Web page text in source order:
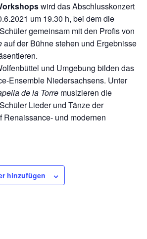
wird das Abschlusskonzert
um 19.30 h, bei dem die
gemeinsam mit den Profis von
auf der Bühne stehen und Ergebnisse
und Umgebung bilden das
Ensemble Niedersachsens. Unter
de la Torre musizieren die
Lieder und Tänze der
Renaissance- und modernen
hinzufügen